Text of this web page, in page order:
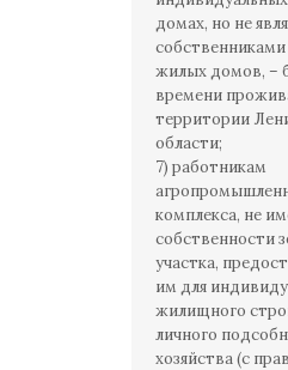
домах, но не
жилых домов, –
времени
территории
области;
7) работникам
комплекса, не
собственности
участка,
им для
жилищного
личного
хозяйства (с